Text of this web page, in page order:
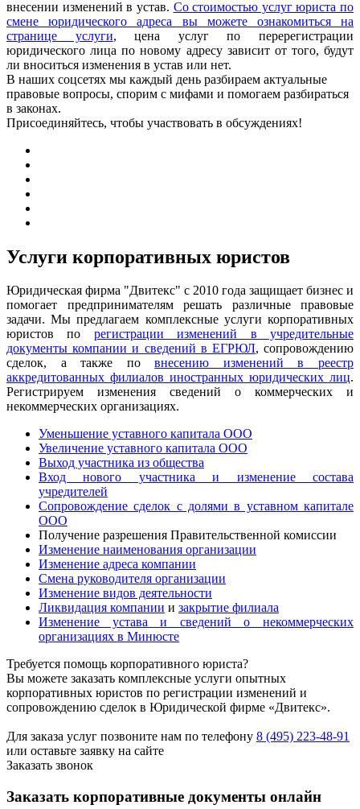
внесении изменений в устав. Со стоимостью услуг юриста по
смене юридического адреса вы можете ознакомиться на
странице услуги, цена услуг по перерегистрации
юридического лица по новому адресу зависит от того, будут
ли вноситься изменения в устав или нет.
В наших соцсетях мы каждый день разбираем актуальные
правовые вопросы, спорим с мифами и помогаем разбираться
в законах.
Присоединяйтесь, чтобы участвовать в обсуждениях!
Услуги корпоративных юристов
Юридическая фирма "Двитекс" с 2010 года защищает бизнес и
помогает предпринимателям решать различные правовые
задачи. Мы предлагаем комплексные услуги корпоративных
юристов по регистрации изменений в учредительные
документы компании и сведений в ЕГРЮЛ, сопровождению
сделок, а также повнесению изменений в реестр
аккредитованных филиалов иностранных юридических лиц.
Регистрируем изменения сведений о коммерческих и
некоммерческих организациях.
Уменьшение уставного капитала ООО
Увеличение уставного капитала ООО
Выход участника из общества
Вход нового участника и изменение состава
учредителей
Сопровождение сделок с долями в уставном капитале
ООО
Получение разрешения Правительственной комиссии
Изменение наименования организации
Изменение адреса компании
Смена руководителя организации
Изменение видов деятельности
Ликвидация компании и закрытие филиала
Изменение устава и сведений о некоммерческих
организациях в Минюсте
Требуется помощь корпоративного юриста?
Вы можете заказать комплексные услуги опытных
корпоративных юристов по регистрации изменений и
сопровождению сделок в Юридической фирме «Двитекс».
Для заказа услуг позвоните нам по телефону 8 (495) 223-48-91
или оставьте заявку на сайте
Заказать звонок
Заказать корпоративные документы онлайн